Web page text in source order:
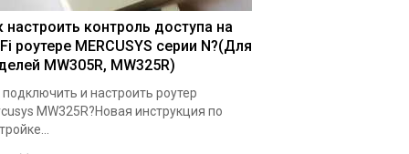
настроить контроль доступа на
роутере MERCUSYS серии N?(Для
MW305R, MW325R)
подключить и настроить роутер
MW325R?Новая инструкция по